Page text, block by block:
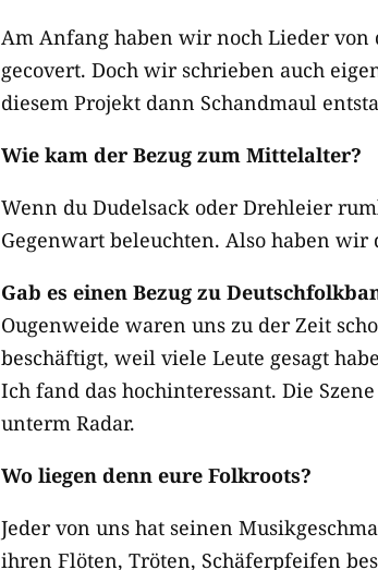
Am Anfang haben wir noch Lieder von
gecovert. Doch wir schrieben auch
diesem Projekt dann Schandmaul
Wie kam der Bezug zum Mittelalter?
Wenn du Dudelsack oder Drehleier
Gegenwart beleuchten. Also haben wir
Gab es einen Bezug zu
Ougenweide waren uns zu der Zeit
beschäftigt, weil viele Leute gesagt
Ich fand das hochinteressant. Die
unterm Radar.
Wo liegen denn eure Folkroots?
Jeder von uns hat seinen
ihren Flöten, Tröten, Schäferpfeifen